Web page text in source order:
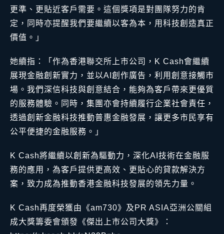
更準、更貼近客戶需要。這個獎項是對團隊努力的肯
定，同時亦提醒我們要繼續以客為本，用科技創造真正
價值。」
她續指：「作為香港聯交所上市公司，K Cash會繼續
展現金融創新實力，並以AI創作廣告，利用創意接觸市
場。我們深信科技與創意結合，能夠為客戶帶來更優質
的服務體驗。同時，集團亦會持續履行企業社會責任，
透過創新金融科技推動普惠金融發展，讓更多市民享有
公平便捷的金融服務。」
K Cash將繼續以創新為驅動力，深化AI技術在金融服
務的應用，為客戶提供更高效、更貼心的貸款解決方
案，致力成為推動香港金融科技發展的領先力量。
K Cash再度榮獲由《am730》及PR ASIA亞洲公關組
成大獎籌委會頒發《傑出上市公司大獎》：